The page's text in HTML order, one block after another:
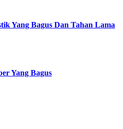
Yang Bagus Dan Tahan Lama
Yang Bagus